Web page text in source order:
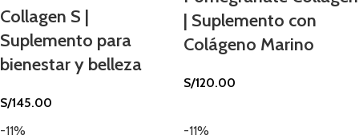
Collagen S |
Suplemento para
bienestar y belleza
S/145.00
| Suplemento con
Colágeno Marino
S/120.00
-11% -11%